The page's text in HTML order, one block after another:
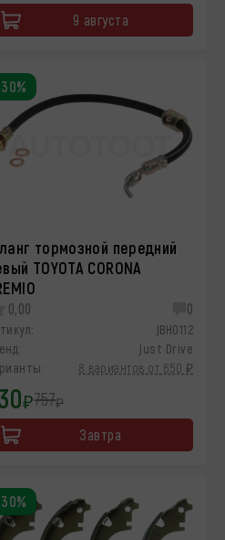
9 августа
тормозной передний
TOYOTA CORONA
0,00 0
JBH0112
Just Drive
8 вариантов от 650 ₽
₽757₽
Завтра